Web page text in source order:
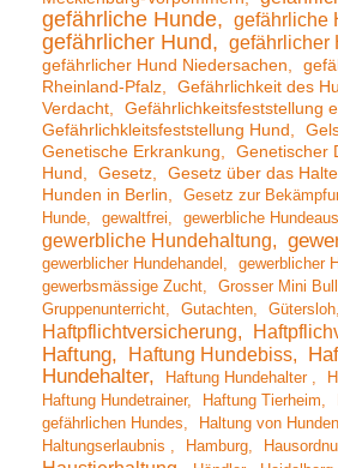
gefährliche Hunde gefährliche
gefährlicher Hund gefährlicher
gefährlicher Hund Niedersachen
Rheinland-Pfalz
Gefährlichkeit des
Verdacht
Gefährlichkeitsfeststellung
Gefährlichkleitsfeststellung Hund
Genetische Erkrankung
Genetischer
Hund
Gesetz
Gesetz über das
Hunden in Berlin
Gesetz zur
Hunde
gewaltfrei gewerbliche
gewerbliche Hundehaltung
gewerblicher Hundehandel
gewerblicher
gewerbsmässige Zucht
Grosser Mini
Gruppenunterricht
Gutachten Gütersloh
Haftpflichtversicherung
Haftung Haftung Hundebiss
Hundehalter
Haftung Hundehalter
Haftung Hundetrainer
Haftung Tierheim
gefährlichen Hundes
Haltung von
Haltungserlaubnis
Hamburg